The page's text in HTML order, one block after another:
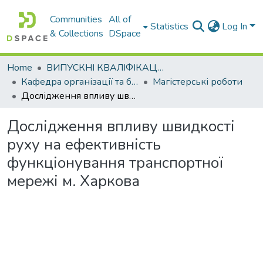
Communities
& Collections
All of
DSpace
Statistics Log In
Home
ВИПУСКНІ КВАЛІФІКАЦІЙНІ РОБОТИ
Кафедра організації та безпеки дорожнього руху
Магістерські роботи
Дослідження впливу швидкості руху на ефективність функціонування транспортної мережі м. Харкова
Дослідження впливу швидкості
руху на ефективність
функціонування транспортної
мережі м. Харкова